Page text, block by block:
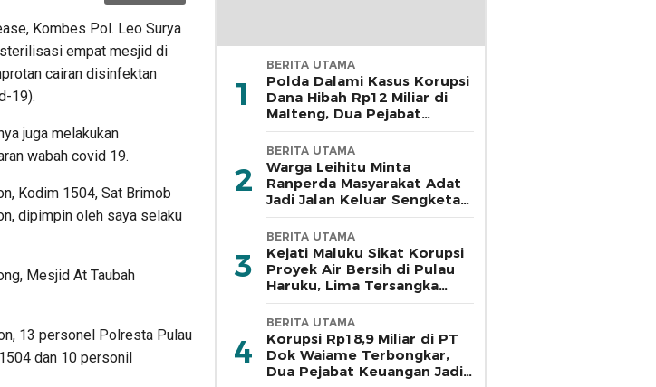
Kombes Pol. Leo Surya
empat mesjid di
cairan disinfektan
19).
juga melakukan
wabah covid 19.
Kodim 1504, Sat Brimob
dipimpin oleh saya selaku
Mesjid At Taubah
13 personel Polresta Pulau
dan 10 personil
1
BERITA UTAMA
Polda Dalami Kasus Korupsi
Dana Hibah Rp12 Miliar di
Malteng, Dua Pejabat
Pemkab Diperiksa
2
BERITA UTAMA
Warga Leihitu Minta
Ranperda Masyarakat Adat
Jadi Jalan Keluar Sengketa
Enam Dusun Tanjung Sial
3
BERITA UTAMA
Kejati Maluku Sikat Korupsi
Proyek Air Bersih di Pulau
Haruku, Lima Tersangka
Ditahan
4
BERITA UTAMA
Korupsi Rp18,9 Miliar di PT
Dok Waiame Terbongkar,
Dua Pejabat Keuangan Jadi